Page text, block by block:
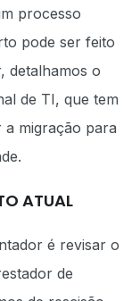
processo
pode ser feito
detalhamos o
de TI, que tem
migração para
ATUAL
é revisar o
de